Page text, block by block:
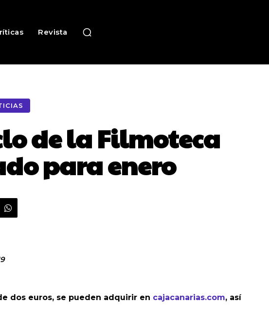
Revista
de la Filmoteca
para enero
dos euros, se pueden adquirir en cajacanarias.com, así